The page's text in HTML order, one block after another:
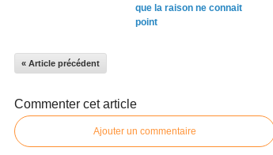
que la raison ne connait
point
« Article précédent
Commenter cet article
Ajouter un commentaire